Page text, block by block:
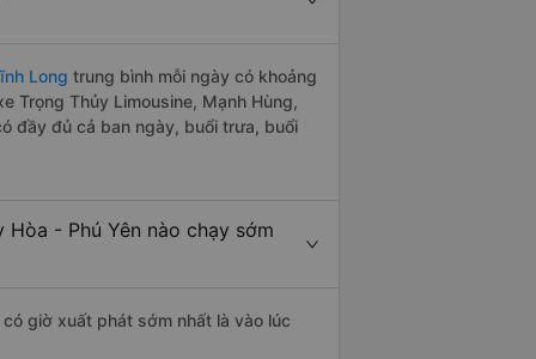
Long trung bình mỗi ngày có khoảng
Trọng Thủy Limousine, Mạnh Hùng,
đầy đủ cả ban ngày, buổi trưa, buổi
- Phú Yên nào chạy sớm
có giờ xuất phát sớm nhất là vào lúc